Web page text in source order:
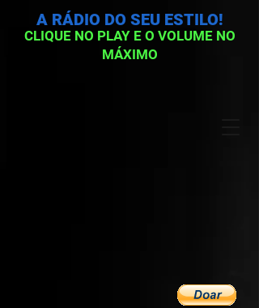
CLIQUE NO PLAY E O VOLUME NO
MÁXIMO
A RÁDIO DO SEU ESTILO!